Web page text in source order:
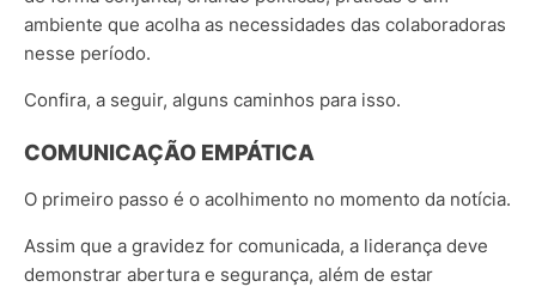
ambiente que acolha as necessidades das colaboradoras
nesse período.
Confira, a seguir, alguns caminhos para isso.
COMUNICAÇÃO EMPÁTICA
O primeiro passo é o acolhimento no momento da notícia.
Assim que a gravidez for comunicada, a liderança deve
demonstrar abertura e segurança, além de estar